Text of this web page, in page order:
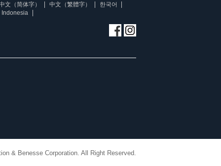
文（简体字） 中文（繁體字）
한국어
Indonesia
& Benesse Corporation. All Right Reserved.